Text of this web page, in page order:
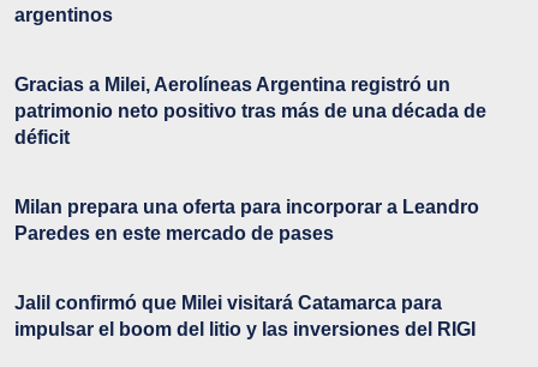
argentinos
Gracias a Milei, Aerolíneas Argentina registró un
patrimonio neto positivo tras más de una década de
déficit
Milan prepara una oferta para incorporar a Leandro
Paredes en este mercado de pases
Jalil confirmó que Milei visitará Catamarca para
impulsar el boom del litio y las inversiones del RIGI